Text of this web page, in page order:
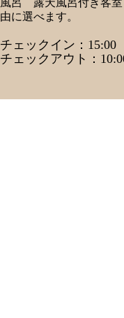
風呂 露天風呂付き客
由に選べます。
チェックイン：15:00
チェックアウト：